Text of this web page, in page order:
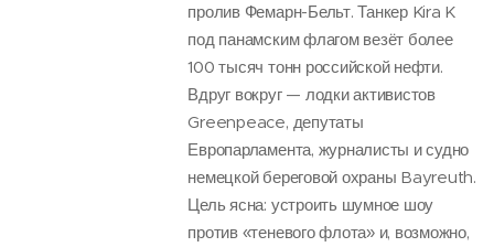
пролив Фемарн-Бельт. Танкер Kira K
под панамским флагом везёт более
100 тысяч тонн российской нефти.
Вдруг вокруг — лодки активистов
Greenpeace, депутаты
Европарламента, журналисты и судно
немецкой береговой охраны Bayreuth.
Цель ясна: устроить шумное шоу
против «теневого флота» и, возможно,